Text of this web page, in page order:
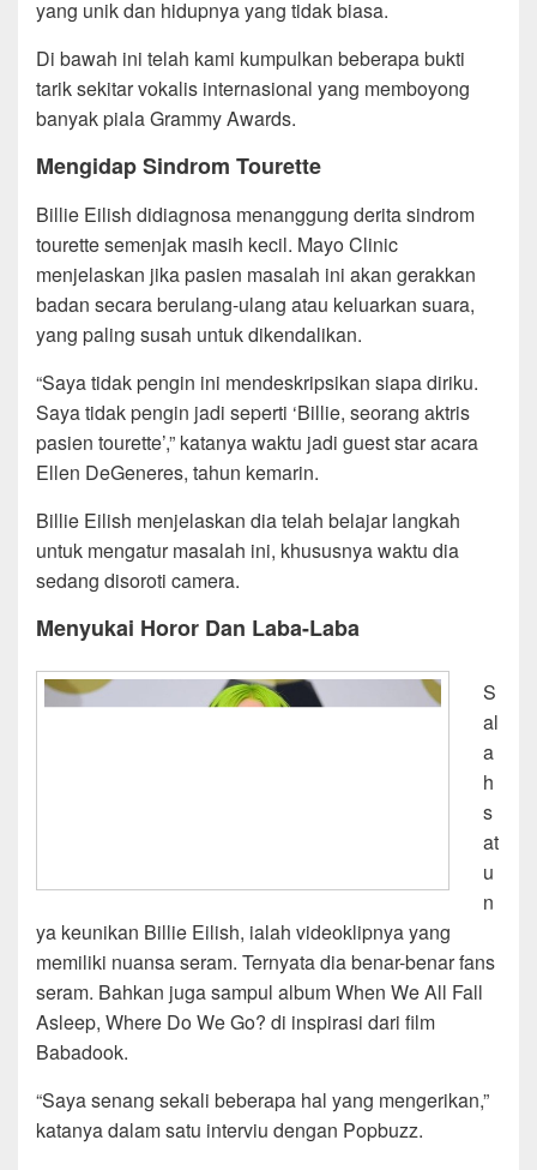
yang unik dan hidupnya yang tidak biasa.
Di bawah ini telah kami kumpulkan beberapa bukti
tarik sekitar vokalis internasional yang memboyong
banyak piala Grammy Awards.
Mengidap Sindrom Tourette
Billie Eilish didiagnosa menanggung derita sindrom
tourette semenjak masih kecil. Mayo Clinic
menjelaskan jika pasien masalah ini akan gerakkan
badan secara berulang-ulang atau keluarkan suara,
yang paling susah untuk dikendalikan.
“Saya tidak pengin ini mendeskripsikan siapa diriku.
Saya tidak pengin jadi seperti ‘Billie, seorang aktris
pasien tourette’,” katanya waktu jadi guest star acara
Ellen DeGeneres, tahun kemarin.
Billie Eilish menjelaskan dia telah belajar langkah
untuk mengatur masalah ini, khususnya waktu dia
sedang disoroti camera.
Menyukai Horor Dan Laba-Laba
S
al
a
h
s
at
u
n
ya keunikan Billie Eilish, ialah videoklipnya yang
memiliki nuansa seram. Ternyata dia benar-benar fans
seram. Bahkan juga sampul album When We All Fall
Asleep, Where Do We Go? di inspirasi dari film
Babadook.
“Saya senang sekali beberapa hal yang mengerikan,”
katanya dalam satu interviu dengan Popbuzz.